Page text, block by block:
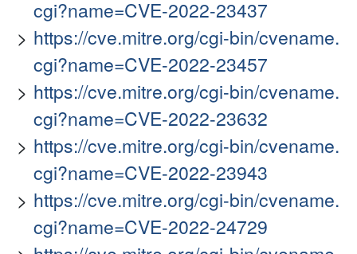
cgi?name=CVE-2022-23437
https://cve.mitre.org/cgi-bin/cvename.
cgi?name=CVE-2022-23457
https://cve.mitre.org/cgi-bin/cvename.
cgi?name=CVE-2022-23632
https://cve.mitre.org/cgi-bin/cvename.
cgi?name=CVE-2022-23943
https://cve.mitre.org/cgi-bin/cvename.
cgi?name=CVE-2022-24729